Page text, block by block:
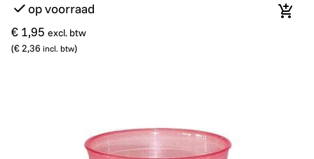
op voorraad
€ 1,95 excl. btw
(€ 2,36 incl. btw)
In